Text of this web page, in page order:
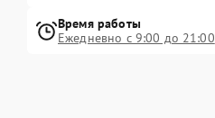
Время работы
Ежедневно с 9:00 до 21:00